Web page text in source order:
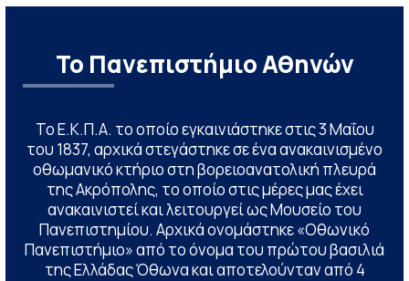
Το Πανεπιστήμιο Αθηνών
Το Ε.Κ.Π.Α. το οποίο εγκαινιάστηκε στις 3 Μαΐου
του 1837, αρχικά στεγάστηκε σε ένα ανακαινισμένο
οθωμανικό κτήριο στη βορειοανατολική πλευρά
της Ακρόπολης, το οποίο στις μέρες μας έχει
ανακαινιστεί και λειτουργεί ως Μουσείο του
Πανεπιστημίου. Αρχικά ονομάστηκε «Οθωνικό
Πανεπιστήμιο» από το όνομα του πρώτου βασιλιά
της Ελλάδας Όθωνα και αποτελούνταν από 4